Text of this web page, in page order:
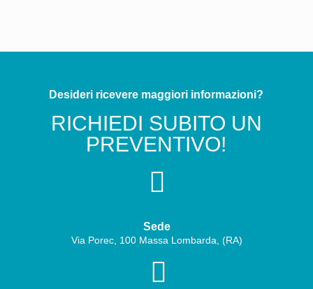
Desideri ricevere maggiori informazioni?
RICHIEDI SUBITO UN
PREVENTIVO!

Sede
Via Porec, 100 Massa Lombarda, (RA)
